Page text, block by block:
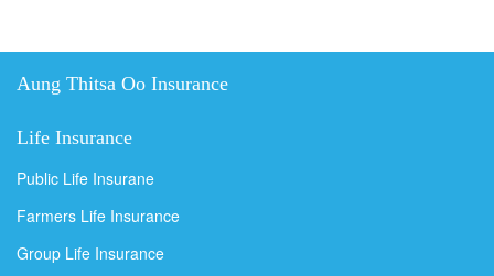
Aung Thitsa Oo Insurance
Life Insurance
Public Life Insurane
Farmers Life Insurance
Group Life Insurance